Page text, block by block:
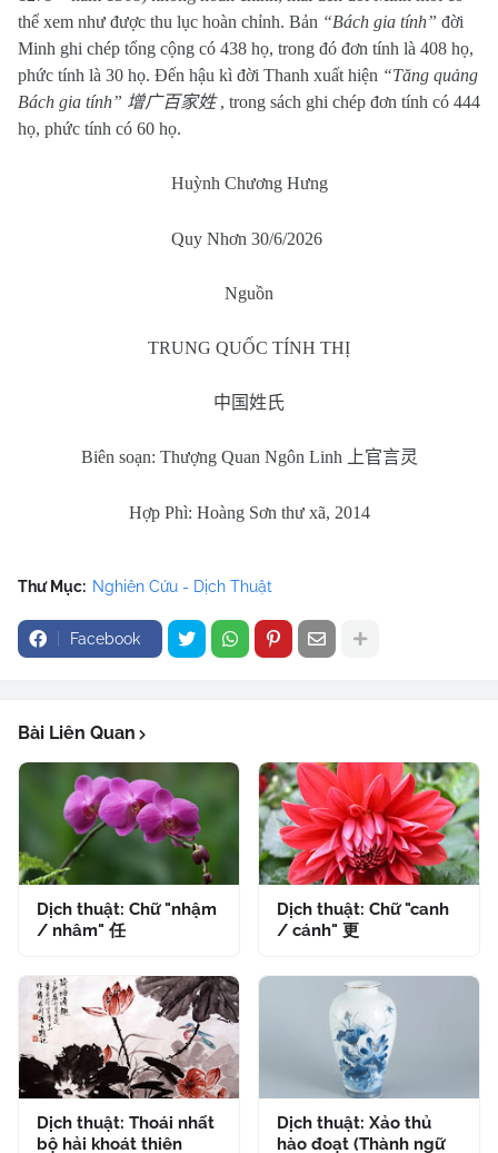
thể xem như được thu lục hoàn chỉnh. Bản “Bách gia tính” đời
Minh ghi chép tổng cộng có 438 họ, trong đó đơn tính là 408 họ,
phức tính là 30 họ. Đến hậu kì đời Thanh xuất hiện “Tăng quảng
Bách gia tính” 增广百家姓 , trong sách ghi chép đơn tính có 444
họ, phức tính có 60 họ.
Huỳnh Chương Hưng
Quy Nhơn 30/6/2026
Nguồn
TRUNG QUỐC TÍNH THỊ
中国姓氏
Biên soạn: Thượng Quan Ngôn Linh 上官言灵
Hợp Phì: Hoàng Sơn thư xã, 2014
Thư Mục: Nghiên Cứu - Dịch Thuật
Facebook
Bài Liên Quan
Dịch thuật: Chữ "nhậm
/ nhâm" 任
Dịch thuật: Chữ "canh
/ cánh" 更
Dịch thuật: Thoái nhất
bộ hải khoát thiên
Dịch thuật: Xảo thủ
hào đoạt (Thành ngữ